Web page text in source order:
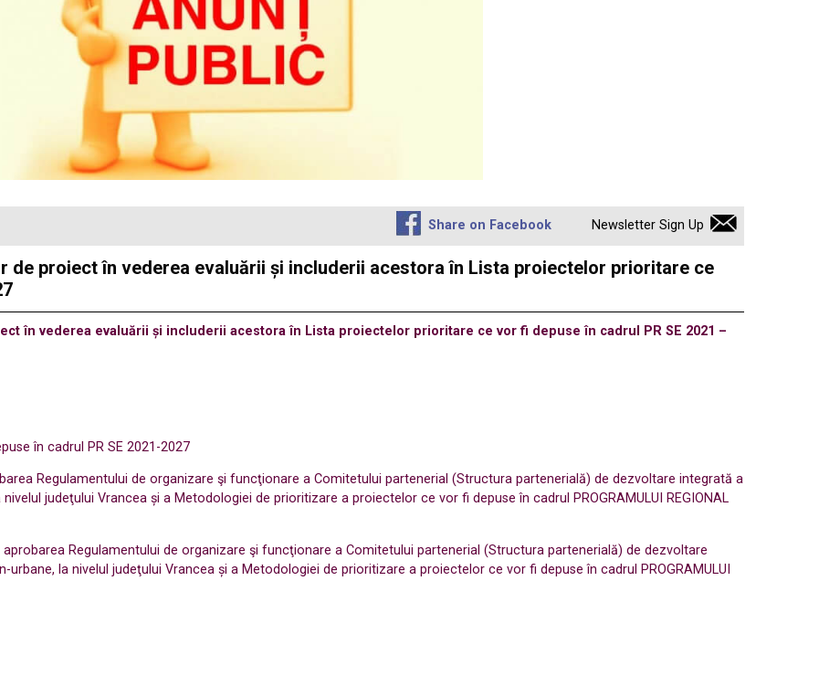
Share on Facebook Newsletter Sign Up
de proiect în vederea evaluării și includerii acestora în Lista proiectelor prioritare ce
în vederea evaluării și includerii acestora în Lista proiectelor prioritare ce vor fi depuse în cadrul PR SE 2021 –
în cadrul PR SE 2021-2027
Regulamentului de organizare şi funcţionare a Comitetului partenerial (Structura partenerială) de dezvoltare integrată a
judeţului Vrancea și a Metodologiei de prioritizare a proiectelor ce vor fi depuse în cadrul PROGRAMULUI REGIONAL
aprobarea Regulamentului de organizare şi funcţionare a Comitetului partenerial (Structura partenerială) de dezvoltare
la nivelul judeţului Vrancea și a Metodologiei de prioritizare a proiectelor ce vor fi depuse în cadrul PROGRAMULUI